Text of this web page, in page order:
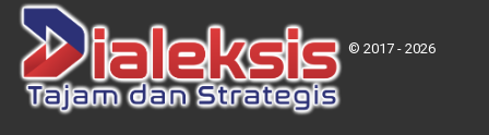
© 2017 - 2026